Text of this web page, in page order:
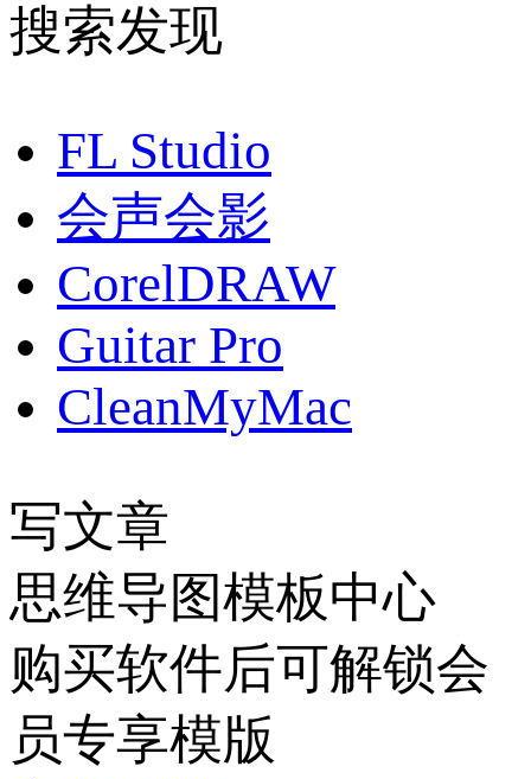
搜索发现
FL Studio
会声会影
CorelDRAW
Guitar Pro
CleanMyMac
写文章
思维导图模板中心
购买软件后可解锁会
员专享模版